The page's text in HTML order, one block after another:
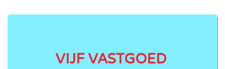
VIJF VASTGOED